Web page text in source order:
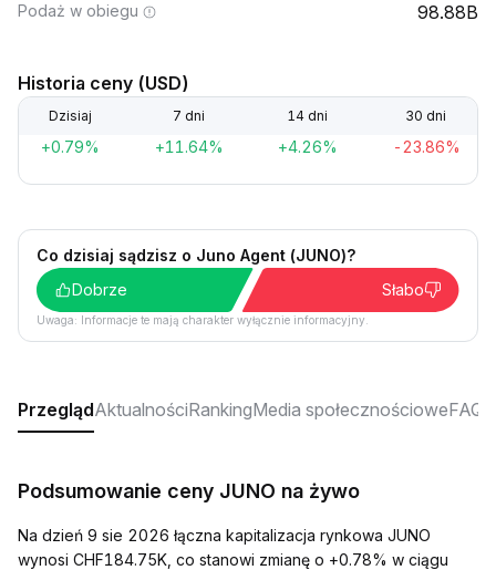
Podaż w obiegu 98.88B
Historia ceny (USD)
Dzisiaj 7 dni 14 dni 30 dni
+0.79% +11.64% +4.26% -23.86%
Co dzisiaj sądzisz o Juno Agent (JUNO)?
Dobrze
Słabo
Uwaga: Informacje te mają charakter wyłącznie informacyjny.
PrzeglądAktualnościRankingMedia społecznościoweFAQ
Podsumowanie ceny JUNO na żywo
Na dzień 9 sie 2026 łączna kapitalizacja rynkowa JUNO
wynosi CHF184.75K, co stanowi zmianę o +0.78% w ciągu